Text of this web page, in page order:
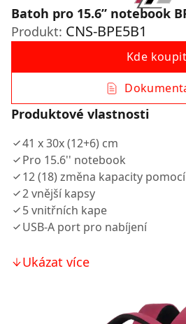
Batoh pro 15.6ʺ notebook
Produkt: CNS-BPE5B1
Kde koupit
Produktové vlastnosti
41 x 30x (12+6) cm
Pro 15.6'' notebook
12 (18) změna kapacity
2 vnější kapsy
5 vnitřních kape
USB-A port pro nabíjení
Ukázat více